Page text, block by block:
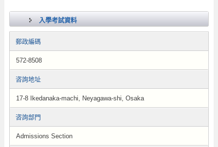
入學考試資料
郵政編碼
572-8508
咨詢地址
17-8 Ikedanaka-machi, Neyagawa-shi, Osaka
咨詢部門
Admissions Section